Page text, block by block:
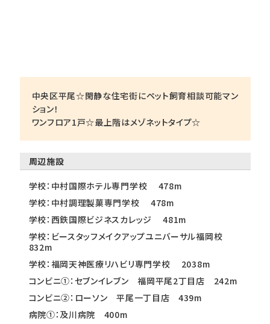
中央区平尾☆閑静な住宅街にペット飼育相談可能マン
ション！
ワンフロア1戸☆最上階はメゾネットタイプ☆
周辺施設
学校：中村国際ホテル専門学校 478m
学校：中村調理製菓専門学校 478m
学校：西鉄国際ビジネスカレッジ 481m
学校：ビースタッフメイクアップユニバーサル福岡校
832m
学校：福岡天神医療リハビリ専門学校 2038m
コンビニ①：セブンイレブン 福岡平尾2丁目店 242m
コンビニ②：ローソン 平尾一丁目店 439m
病院①：及川病院 400m